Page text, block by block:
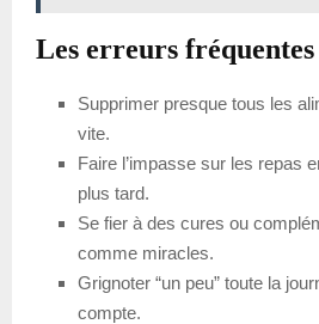
Les erreurs
Supprimer presque tous les
vite.
Faire l’impasse sur les repas
plus tard.
Se fier à des cures ou
comme miracles.
Grignoter “un peu” toute la
compte.